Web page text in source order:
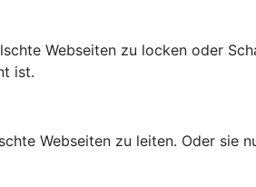
Webseiten zu locken oder
ist.
Webseiten zu leiten. Oder